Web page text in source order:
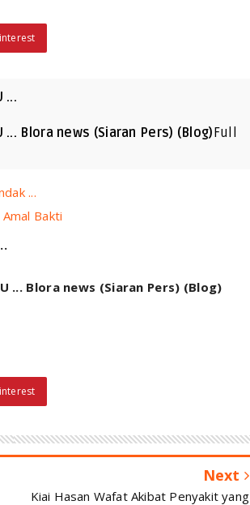
...
... Blora news (Siaran Pers) (Blog)Full
...
Bakti
... Blora news (Siaran Pers) (Blog)
Next
Kiai Hasan Wafat Akibat Penyakit yang